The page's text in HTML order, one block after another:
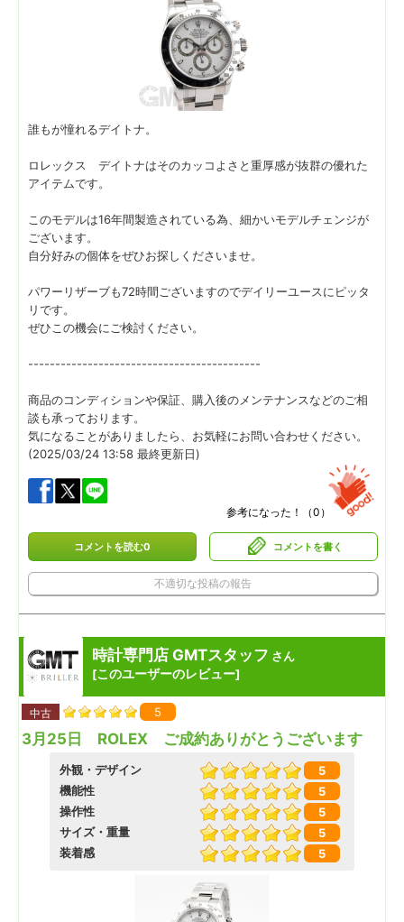
誰もが憧れるデイトナ。
ロレックス デイトナはそのカッコよさと重厚感が抜群の優れた
アイテムです。
このモデルは16年間製造されている為、細かいモデルチェンジが
ございます。
自分好みの個体をぜひお探しくださいませ。
パワーリザーブも72時間ございますのでデイリーユースにピッタ
リです。
ぜひこの機会にご検討ください。
-------------------------------------------
商品のコンディションや保証、購入後のメンテナンスなどのご相
談も承っております。
気になることがありましたら、お気軽にお問い合わせください。
(2025/03/24 13:58 最終更新日)
参考になった！（0 ）
コメントを読む0 コメントを書く
不適切な投稿の報告
時計専門店 GMTスタッフ さん
[このユーザーのレビュー]
中古 5
3月25日 ROLEX ご成約ありがとうございます
外観・デザイン
5
機能性
5
操作性
5
サイズ・重量
5
装着感
5